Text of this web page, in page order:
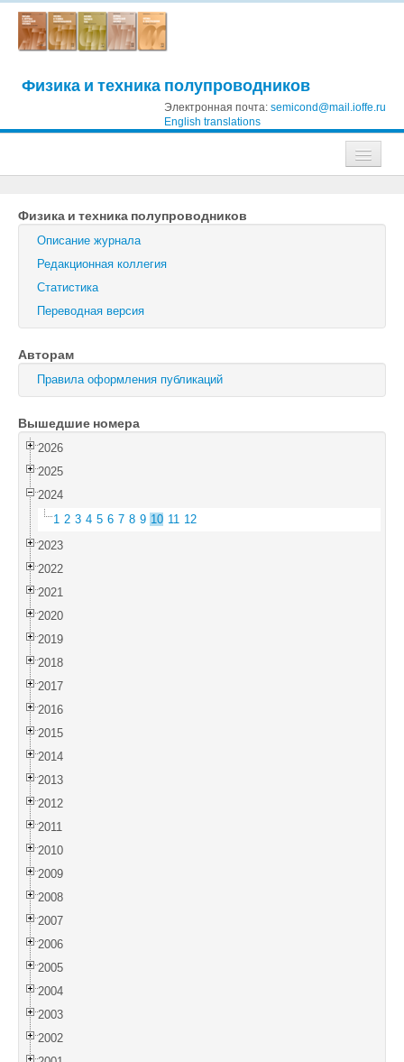
Физика и техника полупроводников
Электронная почта: semicond@mail.ioffe.ru
English translations
Журнал технической физики
Письма в Журнал технической физики
Физика твердого тела
Физика и техника полупроводников
Оптика и спектроскопия
Поиск
Войти
Физика и техника полупроводников
Описание журнала
Редакционная коллегия
Статистика
Переводная версия
Авторам
Правила оформления публикаций
Вышедшие номера
2026
2025
2024
1 2 3 4 5 6 7 8 9 10 11 12
2023
2022
2021
2020
2019
2018
2017
2016
2015
2014
2013
2012
2011
2010
2009
2008
2007
2006
2005
2004
2003
2002